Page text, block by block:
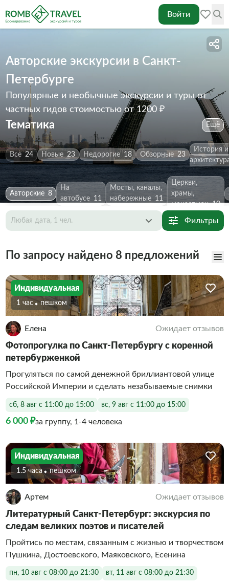
Войти
Авторские экскурсии в Санкт-
Петербурге
Популярные и необычные экскурсии и туры от
частных гидов стоимостью от 1200 ₽
Тематика Ещё
Все 24 Новые 23 Недорогие 18 Обзорные 23
История и
Авторские 8
На
автобусе
11
Мосты, каналы,
набережные
11
Церкви,
храмы,
монастыри 10
Любая дата, 1 чел. Фильтры
По запросу найдено 8 предложений
Индивидуальная
1 час Пешком
Елена Ожидает отзывов
Фотопрогулка по Санкт-Петербургу с коренной
петербурженкой
Прогуляться по самой денежной бриллиантовой улице
Российской Империи и сделать незабываемые снимки
сб, 8 авг с 11:00 до 15:00 вс, 9 авг с 11:00 до 15:00
6 000 ₽за группу, 1-4 человека
Индивидуальная
1.5 часа Пешком
Артем Ожидает отзывов
Литературный Санкт-Петербург: экскурсия по
следам великих поэтов и писателей
Пройтись по местам, связанным с жизнью и творчеством
Пушкина, Достоевского, Маяковского, Есенина
пн, 10 авг с 08:00 до 21:30 вт, 11 авг с 08:00 до 21:30